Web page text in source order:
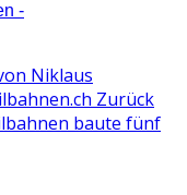
-
Niklaus
Zurück
baute fünf